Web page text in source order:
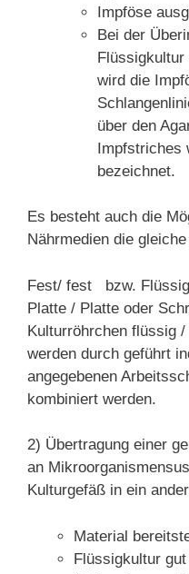
Impföse
Bei der
Flüssigkultur
wird die
über den
Impfstriches
bezeichnet.
Es besteht auch die
Nährmedien die
Fest/ fest bzw.
Platte / Platte oder
Kulturröhrchen flüssig
werden durch geführt
angegebenen
kombiniert werden.
2) Übertragung einer
an
Kulturgefäß in ein
Material
Flüssigkultur